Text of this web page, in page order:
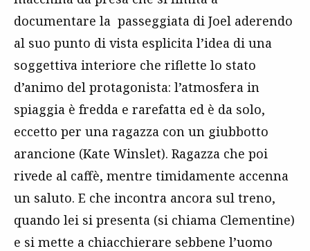
documentare la passeggiata di Joel aderendo
al suo punto di vista esplicita l’idea di una
soggettiva interiore che riflette lo stato
d’animo del protagonista: l’atmosfera in
spiaggia è fredda e rarefatta ed è da solo,
eccetto per una ragazza con un giubbotto
arancione (Kate Winslet). Ragazza che poi
rivede al caffè, mentre timidamente accenna
un saluto. E che incontra ancora sul treno,
quando lei si presenta (si chiama Clementine)
e si mette a chiacchierare sebbene l’uomo